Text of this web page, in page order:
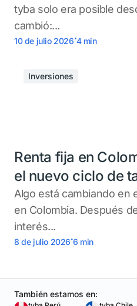
tyba solo era posible
cambió:...
10 de julio 2026.4 min
Inversiones
Renta fija en
el nuevo ciclo de
Algo está cambiando en
en Colombia. Después
interés...
8 de julio 2026.6 min
También estamos en: